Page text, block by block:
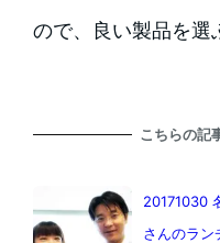
ので、良い製品を選
こちらの記
20171030
さんのラン